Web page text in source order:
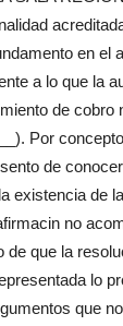
en el
a lo que la
de cobro
Por
de
existencia de
no
de que la
lo
que